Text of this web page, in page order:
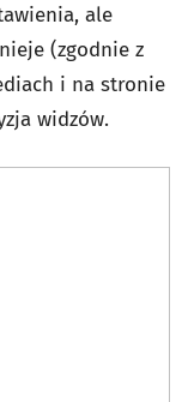
ale
(zgodnie z
i na stronie
widzów.